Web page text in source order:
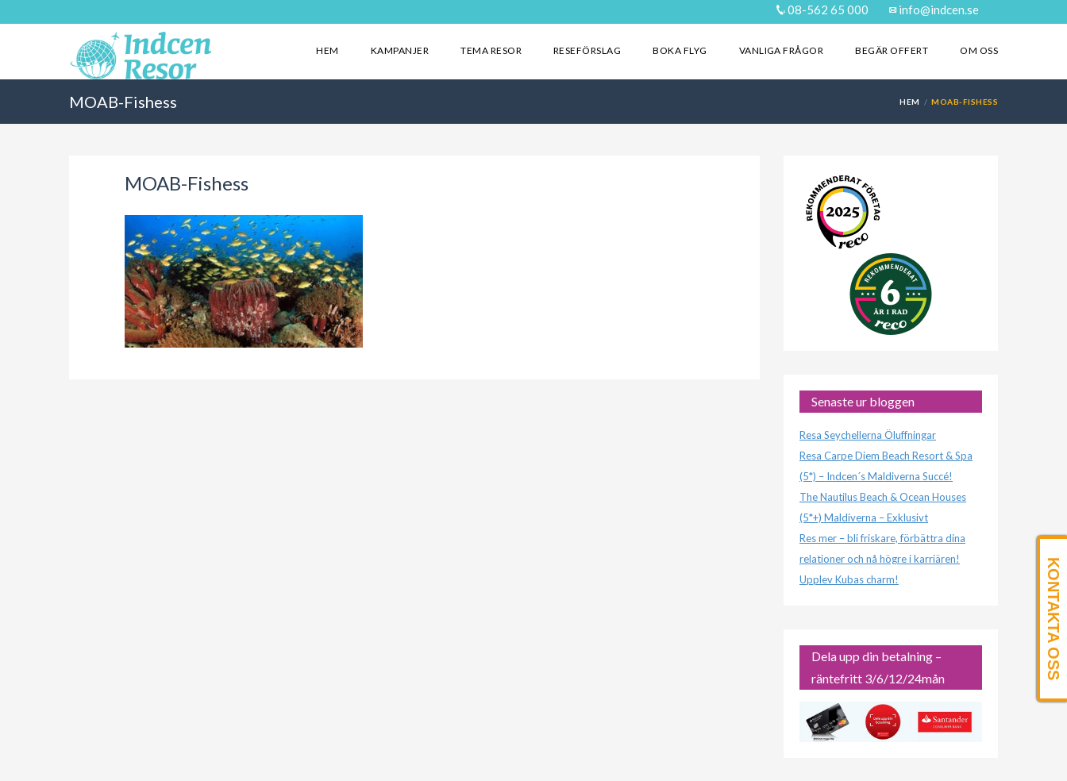
08-562 65 000 info@indcen.se
HEM KAMPANJER TEMA RESOR RESEFÖRSLAG BOKA FLYG VANLIGA FRÅGOR BEGÄR OFFERT OM OSS
MOAB-Fishess HEM MOAB-FISHESS
MOAB-Fishess
Senaste ur bloggen
Resa Seychellerna Öluffningar
Resa Carpe Diem Beach Resort & Spa
(5*) – Indcen´s Maldiverna Succé!
The Nautilus Beach & Ocean Houses
(5*+) Maldiverna – Exklusivt
Res mer – bli friskare, förbättra dina
relationer och nå högre i karriären!
Upplev Kubas charm!
Dela upp din betalning –
räntefritt 3/6/12/24mån
KONTAKTA OSS